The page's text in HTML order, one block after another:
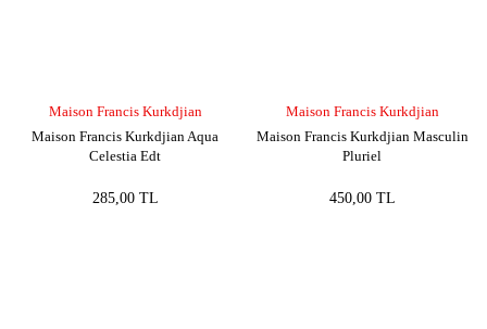
Maison Francis Kurkdjian
Maison Francis Kurkdjian Aqua
Celestia Edt
285,00 TL
Maison Francis Kurkdjian
Maison Francis Kurkdjian Masculin
Pluriel
450,00 TL